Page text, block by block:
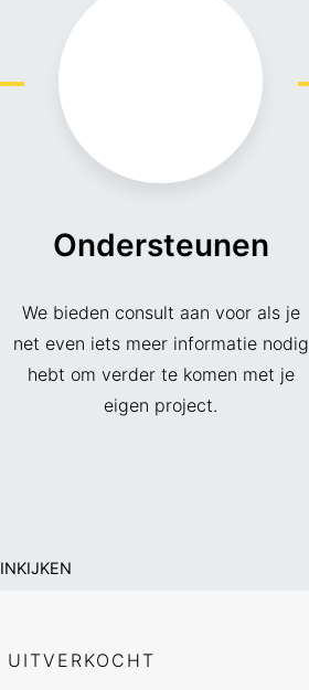
Ondersteunen
We bieden consult aan voor als je
net even iets meer informatie nodig
hebt om verder te komen met je
eigen project.
INKIJKEN
UITVERKOCHT